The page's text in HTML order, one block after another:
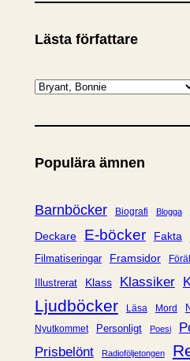
Lästa författare
K
t
g
r
i
Populära ämnen
Barnböcker Biografi Blogga
Deckare E-böcker Fakta
Filmatiseringar Framsidor
Illustrerat Klass Klassiker
Ljudböcker
Läsa Mord
Nyutkommet Personligt Poesi
Prisbelönt
Radioföljetongen